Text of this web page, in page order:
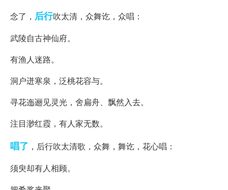
念了， 后行吹太清，众舞讫，众唱：
武陵自古神仙府。
有渔人迷路。
洞户迸寒泉，泛桃花容与。
寻花迤逦见灵光，舍扁舟、飘然入去。
注目渺红霞，有人家无数。
唱了 ，后行吹太清歌，众舞，舞讫，花心唱：
须臾却有人相顾。